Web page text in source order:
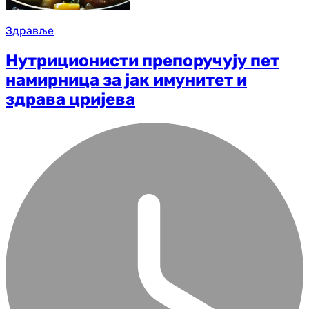
Здравље
Нутриционисти препоручују пет
намирница за јак имунитет и
здрава цријева